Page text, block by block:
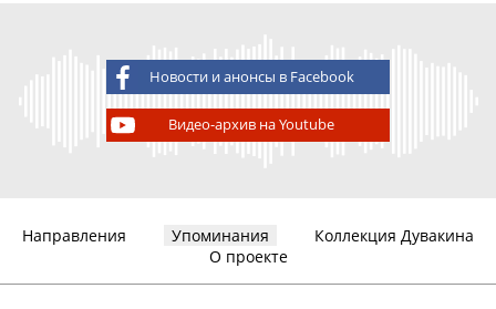
Новости и анонсы в Facebook
Видео-архив на Youtube
Направления Упоминания
Коллекция Дувакина
О проекте